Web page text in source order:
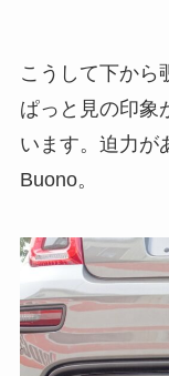
こうして下から
ぱっと見の印象
います。迫力が
Buono。